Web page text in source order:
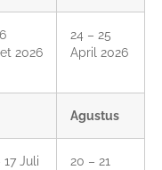
2026
24 – 25
April 2026
Agustus
17 Juli
20 – 21